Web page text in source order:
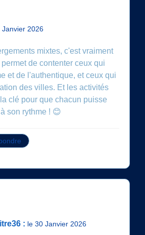
Janvier 2026
mixtes, c'est vraiment
de contenter ceux qui
et de l'authentique, et ceux qui
des villes. Et les activités
clé pour que chacun puisse
: le 30 Janvier 2026